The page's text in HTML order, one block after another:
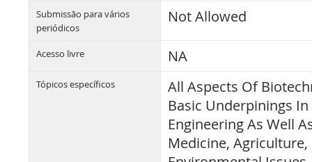
Submissão para vários
periódicos
Not Allowed
Acesso livre NA
Tópicos específicos
All Aspects Of
Basic Underpinings
Engineering As Well
Medicine,